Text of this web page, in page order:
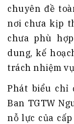
chuyên đề
nơi chưa kịp
chưa phù
dung, kế
trách nhiệm
Phát biểu chỉ
Ban TGTW
nỗ lực của